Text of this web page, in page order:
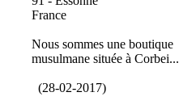
France
Nous sommes une boutique
musulmane située à Corbei...
(28-02-2017)